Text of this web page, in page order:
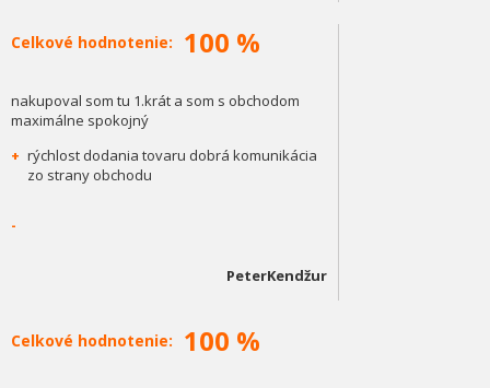
Celkové hodnotenie: 100 %
nakupoval som tu 1.krát a som s obchodom
maximálne spokojný
+ rýchlost dodania tovaru dobrá komunikácia
zo strany obchodu
-
PeterKendžur
Celkové hodnotenie: 100 %